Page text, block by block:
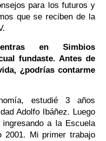
para los futuros y
que se reciben de la
en Simbios
fundaste. Antes de
¿podrías contarme
estudié 3 años
Adolfo Ibáñez. Luego
a la Escuela
2001. Mi primer trabajo